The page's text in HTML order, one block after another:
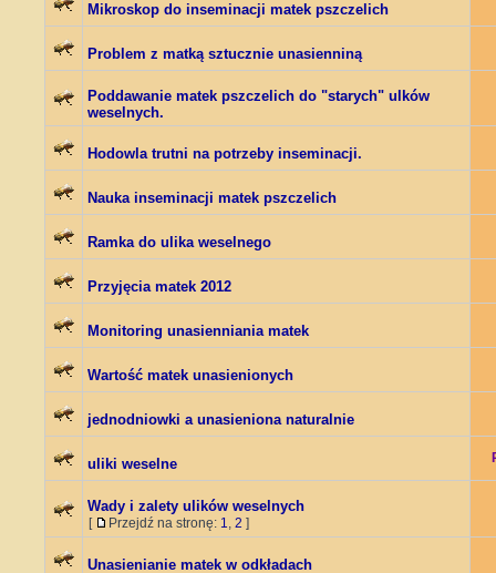
Mikroskop do inseminacji matek pszczelich
Problem z matką sztucznie unasienniną
Poddawanie matek pszczelich do "starych" ulków
weselnych.
Hodowla trutni na potrzeby inseminacji.
Nauka inseminacji matek pszczelich
Ramka do ulika weselnego
Przyjęcia matek 2012
Monitoring unasienniania matek
Wartość matek unasienionych
jednodniowki a unasieniona naturalnie
uliki weselne
Wady i zalety ulików weselnych
[ Przejdź na stronę: 1, 2 ]
Unasienianie matek w odkładach